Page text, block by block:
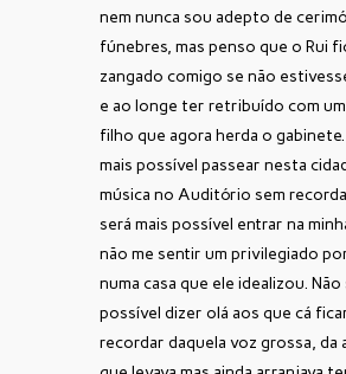
nem nunca sou adepto de
fúnebres, mas penso que o Rui
zangado comigo se não
e ao longe ter retribuído com
filho que agora herda o gabinete.
mais possível passear nesta
música no Auditório sem
será mais possível entrar na
não me sentir um privilegiado
numa casa que ele idealizou. Não
possível dizer olá aos que cá
recordar daquela voz grossa, da